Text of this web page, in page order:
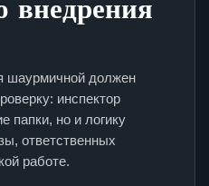
шаурмичной должен
инспектор
папки, но и логику
ответственных
работе.